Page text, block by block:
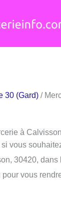
30 (Gard) /
à
vous
30420, dans
vous